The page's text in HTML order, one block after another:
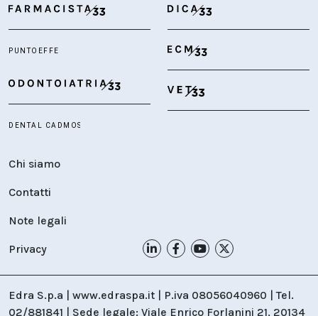
Chi siamo
Contatti
Note legali
Privacy
Edra S.p.a | www.edraspa.it | P.iva 08056040960 | Tel.
02/881841 | Sede legale: Viale Enrico Forlanini 21, 20134